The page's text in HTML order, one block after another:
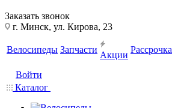
Заказать звонок
г. Минск, ул. Кирова, 23
Велосипеды Запчасти
Акции
Рассрочка
Войти
Каталог